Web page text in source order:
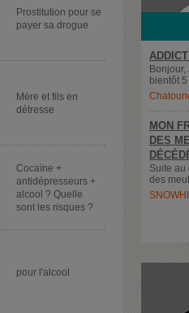
Prostitution pour se
payer sa drogue
Mère et fils en
détresse
Cocaïne +
antidépresseurs +
alcool ? Quelle
sont les risques ?
pour l'alcool
bientôt 5
MON
DES
Suite au
des